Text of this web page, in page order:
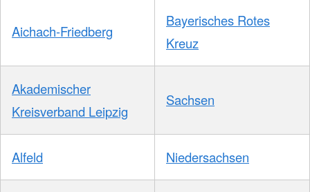
Aichach-Friedberg
Bayerisches Rotes
Kreuz
Akademischer
Kreisverband Leipzig
Sachsen
Alfeld Niedersachsen